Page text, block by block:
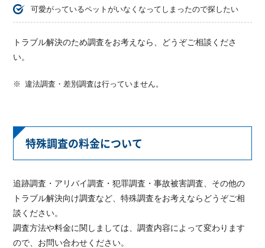
可愛がっているペットがいなくなってしまったので探したい
トラブル解決のため調査をお考えなら、どうぞご相談くださ
い。
違法調査・差別調査は行っていません。
特殊調査の料金について
追跡調査・アリバイ調査・犯罪調査・事故被害調査、その他の
トラブル解決向け調査など、特殊調査をお考えならどうぞご相
談ください。
調査方法や料金に関しましては、調査内容によって変わります
ので、お問い合わせください。